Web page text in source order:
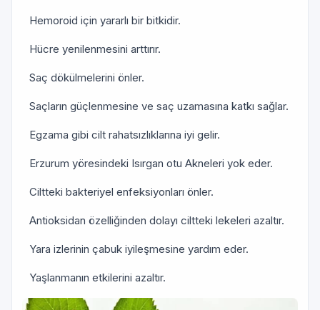
Hemoroid için yararlı bir bitkidir.
Hücre yenilenmesini arttırır.
Saç dökülmelerini önler.
Saçların güçlenmesine ve saç uzamasına katkı sağlar.
Egzama gibi cilt rahatsızlıklarına iyi gelir.
Erzurum yöresindeki Isırgan otu Akneleri yok eder.
Ciltteki bakteriyel enfeksiyonları önler.
Antioksidan özelliğinden dolayı ciltteki lekeleri azaltır.
Yara izlerinin çabuk iyileşmesine yardım eder.
Yaşlanmanın etkilerini azaltır.